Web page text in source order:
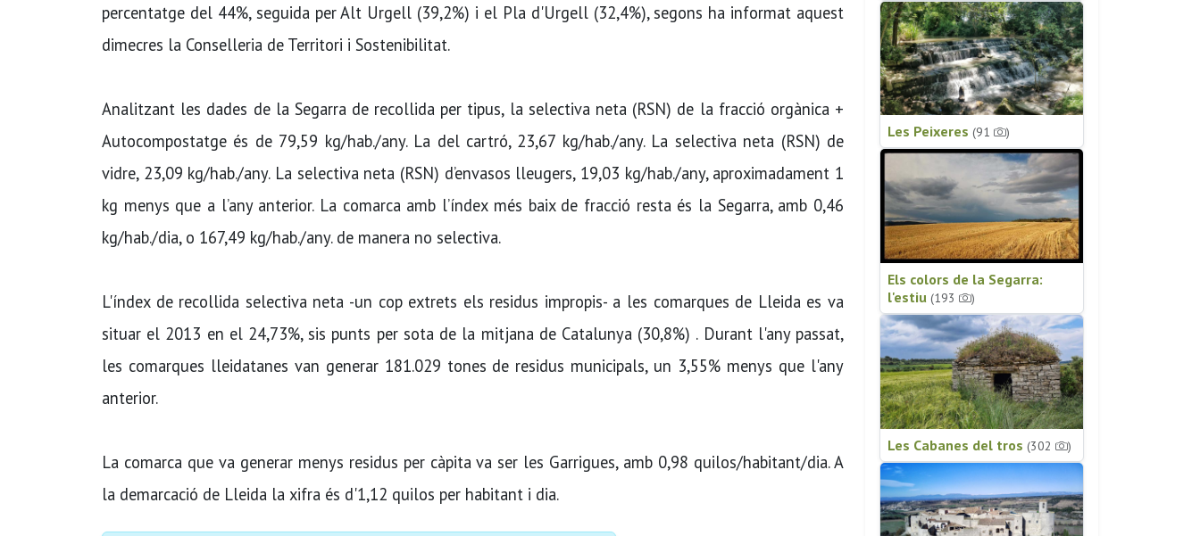
percentatge del 44%, seguida per Alt Urgell (39,2%) i el Pla d'Urgell (32,4%), segons ha informat aquest
dimecres la Conselleria de Territori i Sostenibilitat.
Analitzant les dades de la Segarra de recollida per tipus, la selectiva neta (RSN) de la fracció orgànica +
Autocompostatge és de 79,59 kg/hab./any. La del cartró, 23,67 kg/hab./any. La selectiva neta (RSN) de
vidre, 23,09 kg/hab./any. La selectiva neta (RSN) d’envasos lleugers, 19,03 kg/hab./any, aproximadament 1
kg menys que a l’any anterior. La comarca amb l’índex més baix de fracció resta és la Segarra, amb 0,46
kg/hab./dia, o 167,49 kg/hab./any. de manera no selectiva.
L'índex de recollida selectiva neta -un cop extrets els residus impropis- a les comarques de Lleida es va
situar el 2013 en el 24,73%, sis punts per sota de la mitjana de Catalunya (30,8%) . Durant l'any passat,
les comarques lleidatanes van generar 181.029 tones de residus municipals, un 3,55% menys que l'any
anterior.
La comarca que va generar menys residus per càpita va ser les Garrigues, amb 0,98 quilos/habitant/dia. A
la demarcació de Lleida la xifra és d'1,12 quilos per habitant i dia.
Les Peixeres (91 )
Els colors de la Segarra:
l'estiu (193 )
Les Cabanes del tros (302 )